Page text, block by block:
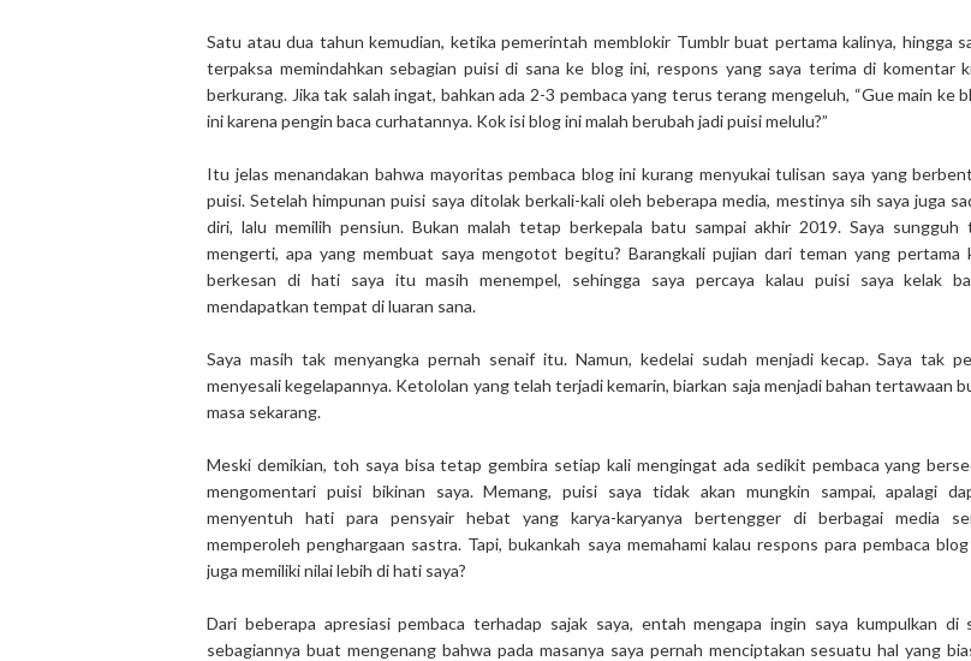
Satu atau dua tahun kemudian, ketika pemerintah memblokir Tumblr buat pertama kalinya, hingga
terpaksa memindahkan sebagian puisi di sana ke blog ini, respons yang saya terima di komentar
berkurang. Jika tak salah ingat, bahkan ada 2-3 pembaca yang terus terang mengeluh, “Gue main ke
ini karena pengin baca curhatannya. Kok isi blog ini malah berubah jadi puisi melulu?”
Itu jelas menandakan bahwa mayoritas pembaca blog ini kurang menyukai tulisan saya yang
puisi. Setelah himpunan puisi saya ditolak berkali-kali oleh beberapa media, mestinya sih saya juga
diri, lalu memilih pensiun. Bukan malah tetap berkepala batu sampai akhir 2019. Saya sungguh
mengerti, apa yang membuat saya mengotot begitu? Barangkali pujian dari teman yang pertama
berkesan di hati saya itu masih menempel, sehingga saya percaya kalau puisi saya kelak
mendapatkan tempat di luaran sana.
Saya masih tak menyangka pernah senaif itu. Namun, kedelai sudah menjadi kecap. Saya tak
menyesali kegelapannya. Ketololan yang telah terjadi kemarin, biarkan saja menjadi bahan tertawaan
masa sekarang.
Meski demikian, toh saya bisa tetap gembira setiap kali mengingat ada sedikit pembaca yang
mengomentari puisi bikinan saya. Memang, puisi saya tidak akan mungkin sampai, apalagi
menyentuh hati para pensyair hebat yang karya-karyanya bertengger di berbagai media
memperoleh penghargaan sastra. Tapi, bukankah saya memahami kalau respons para pembaca
juga memiliki nilai lebih di hati saya?
Dari beberapa apresiasi pembaca terhadap sajak saya, entah mengapa ingin saya kumpulkan di
sebagiannya buat mengenang bahwa pada masanya saya pernah menciptakan sesuatu hal yang